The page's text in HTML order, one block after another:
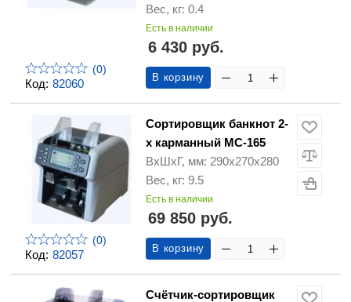
Код: 82060
(0)
Вес, кг: 0.4
Есть в наличии
6 430 руб.
В корзину
Код: 82057
(0)
Сортировщик банкнот 2-
х карманный MC-165
ВхШхГ, мм: 290х270х280
Вес, кг: 9.5
Есть в наличии
69 850 руб.
В корзину
Счётчик-сортировщик